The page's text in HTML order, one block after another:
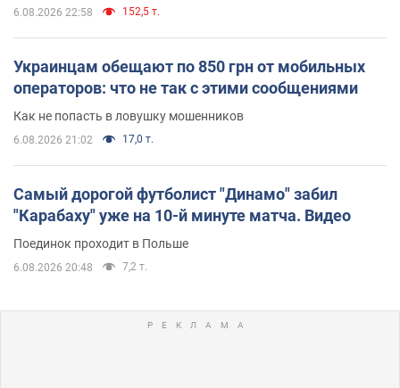
6.08.2026 22:58 152,5 т.
Украинцам обещают по 850 грн от мобильных
операторов: что не так с этими сообщениями
Как не попасть в ловушку мошенников
6.08.2026 21:02 17,0 т.
Самый дорогой футболист "Динамо" забил
"Карабаху" уже на 10-й минуте матча. Видео
Поединок проходит в Польше
6.08.2026 20:48 7,2 т.